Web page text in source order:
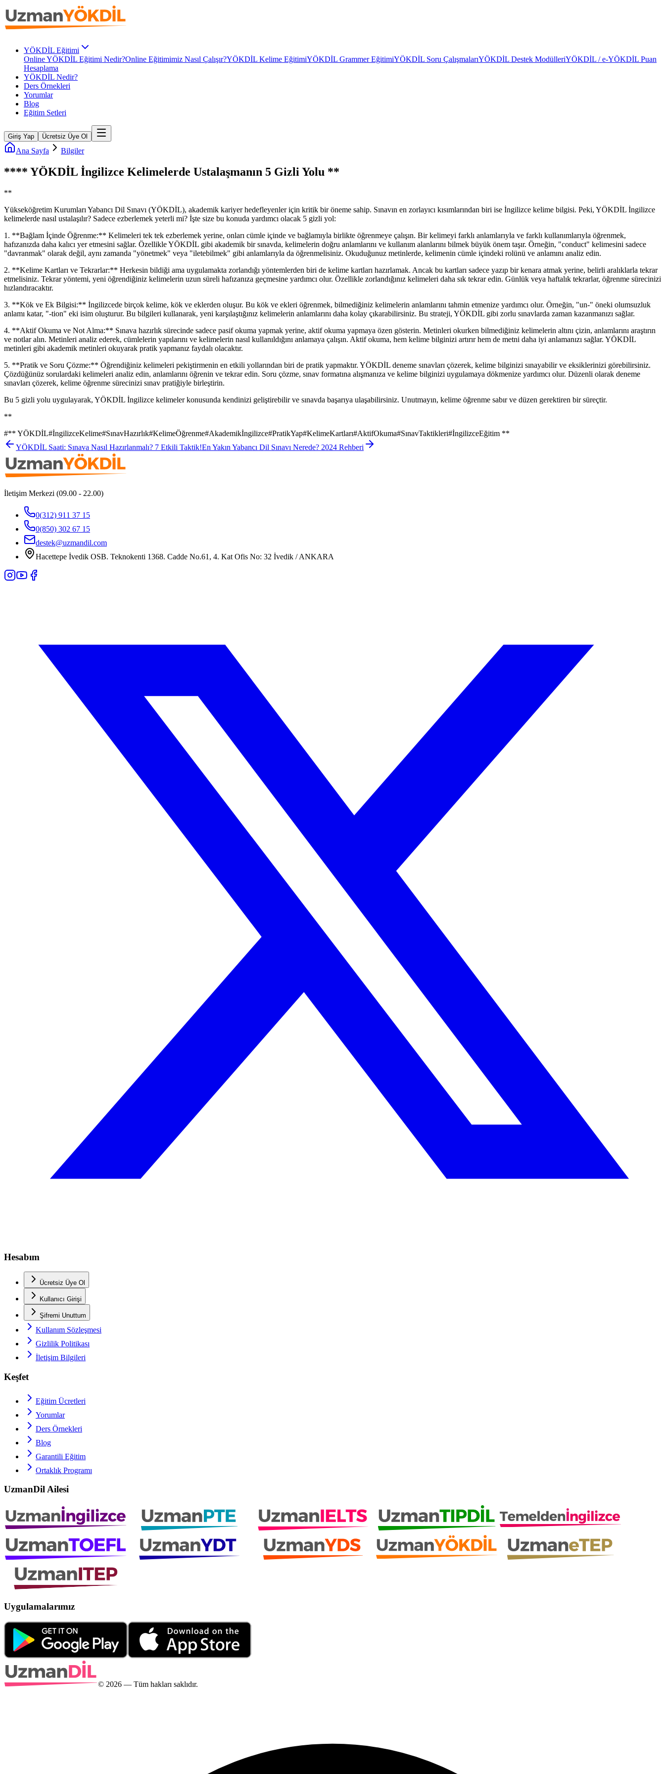
YÖKDİL Eğitimi
Online YÖKDİL Eğitimi Nedir?Online Eğitimimiz Nasıl Çalışır?YÖKDİL Kelime EğitimiYÖKDİL Grammer EğitimiYÖKDİL Soru ÇalışmalarıYÖKDİL Destek ModülleriYÖKDİL / e-YÖKDİL Puan
Hesaplama
YÖKDİL Nedir?
Ders Örnekleri
Yorumlar
Blog
Eğitim Setleri
Giriş Yap Ücretsiz Üye Ol
Ana Sayfa Bilgiler
**** YÖKDİL İngilizce Kelimelerde Ustalaşmanın 5 Gizli Yolu **
**
Yükseköğretim Kurumları Yabancı Dil Sınavı (YÖKDİL), akademik kariyer hedefleyenler için kritik bir öneme sahip. Sınavın en zorlayıcı kısımlarından biri ise İngilizce kelime bilgisi. Peki, YÖKDİL İngilizce
kelimelerde nasıl ustalaşılır? Sadece ezberlemek yeterli mi? İşte size bu konuda yardımcı olacak 5 gizli yol:
1. **Bağlam İçinde Öğrenme:** Kelimeleri tek tek ezberlemek yerine, onları cümle içinde ve bağlamıyla birlikte öğrenmeye çalışın. Bir kelimeyi farklı anlamlarıyla ve farklı kullanımlarıyla öğrenmek,
hafızanızda daha kalıcı yer etmesini sağlar. Özellikle YÖKDİL gibi akademik bir sınavda, kelimelerin doğru anlamlarını ve kullanım alanlarını bilmek büyük önem taşır. Örneğin, "conduct" kelimesini sadece
"davranmak" olarak değil, aynı zamanda "yönetmek" veya "iletebilmek" gibi anlamlarıyla da öğrenmelisiniz. Okuduğunuz metinlerde, kelimenin cümle içindeki rolünü ve anlamını analiz edin.
2. **Kelime Kartları ve Tekrarlar:** Herkesin bildiği ama uygulamakta zorlandığı yöntemlerden biri de kelime kartları hazırlamak. Ancak bu kartları sadece yazıp bir kenara atmak yerine, belirli aralıklarla tekrar
etmelisiniz. Tekrar yöntemi, yeni öğrendiğiniz kelimelerin uzun süreli hafızanıza geçmesine yardımcı olur. Özellikle zorlandığınız kelimeleri daha sık tekrar edin. Günlük veya haftalık tekrarlar, öğrenme sürecinizi
hızlandıracaktır.
3. **Kök ve Ek Bilgisi:** İngilizcede birçok kelime, kök ve eklerden oluşur. Bu kök ve ekleri öğrenmek, bilmediğiniz kelimelerin anlamlarını tahmin etmenize yardımcı olur. Örneğin, "un-" öneki olumsuzluk
anlamı katar, "-tion" eki isim oluşturur. Bu bilgileri kullanarak, yeni karşılaştığınız kelimelerin anlamlarını daha kolay çıkarabilirsiniz. Bu strateji, YÖKDİL gibi zorlu sınavlarda zaman kazanmanızı sağlar.
4. **Aktif Okuma ve Not Alma:** Sınava hazırlık sürecinde sadece pasif okuma yapmak yerine, aktif okuma yapmaya özen gösterin. Metinleri okurken bilmediğiniz kelimelerin altını çizin, anlamlarını araştırın
ve notlar alın. Metinleri analiz ederek, cümlelerin yapılarını ve kelimelerin nasıl kullanıldığını anlamaya çalışın. Aktif okuma, hem kelime bilginizi artırır hem de metni daha iyi anlamanızı sağlar. YÖKDİL
metinleri gibi akademik metinleri okuyarak pratik yapmanız faydalı olacaktır.
5. **Pratik ve Soru Çözme:** Öğrendiğiniz kelimeleri pekiştirmenin en etkili yollarından biri de pratik yapmaktır. YÖKDİL deneme sınavları çözerek, kelime bilginizi sınayabilir ve eksiklerinizi görebilirsiniz.
Çözdüğünüz sorulardaki kelimeleri analiz edin, anlamlarını öğrenin ve tekrar edin. Soru çözme, sınav formatına alışmanıza ve kelime bilginizi uygulamaya dökmenize yardımcı olur. Düzenli olarak deneme
sınavları çözerek, kelime öğrenme sürecinizi sınav pratiğiyle birleştirin.
Bu 5 gizli yolu uygulayarak, YÖKDİL İngilizce kelimeler konusunda kendinizi geliştirebilir ve sınavda başarıya ulaşabilirsiniz. Unutmayın, kelime öğrenme sabır ve düzen gerektiren bir süreçtir.
**
#** YÖKDİL#İngilizceKelime#SınavHazırlık#KelimeÖğrenme#Akademikİngilizce#PratikYap#KelimeKartları#AktifOkuma#SınavTaktikleri#İngilizceEğitim **
YÖKDİL Saati: Sınava Nasıl Hazırlanmalı? 7 Etkili Taktik!En Yakın Yabancı Dil Sınavı Nerede? 2024 Rehberi
İletişim Merkezi (09.00 - 22.00)
0(312) 911 37 15
0(850) 302 67 15
destek@uzmandil.com
Hacettepe İvedik OSB. Teknokenti 1368. Cadde No.61, 4. Kat Ofis No: 32 İvedik / ANKARA
Hesabım
Ücretsiz Üye Ol
Kullanıcı Girişi
Şifremi Unuttum
Kullanım Sözleşmesi
Gizlilik Politikası
İletişim Bilgileri
Keşfet
Eğitim Ücretleri
Yorumlar
Ders Örnekleri
Blog
Garantili Eğitim
Ortaklık Programı
UzmanDil Ailesi
Uygulamalarımız
© 2026 — Tüm hakları saklıdır.